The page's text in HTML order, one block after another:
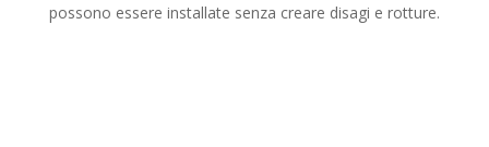
possono essere installate senza creare disagi e rotture.